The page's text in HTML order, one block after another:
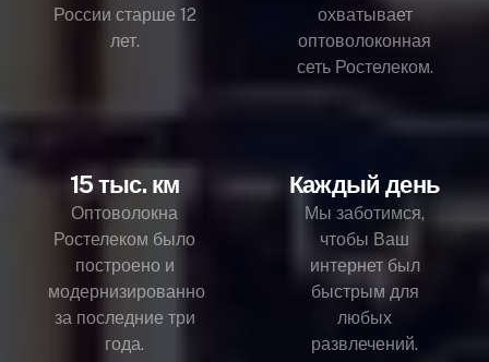
России старше 12
лет.
охватывает
оптоволоконная
сеть Ростелеком.
15 тыс. км
Оптоволокна
Ростелеком было
построено и
модернизированно
за последние три
года.
Каждый день
Мы заботимся,
чтобы Ваш
интернет был
быстрым для
любых
развлечений.